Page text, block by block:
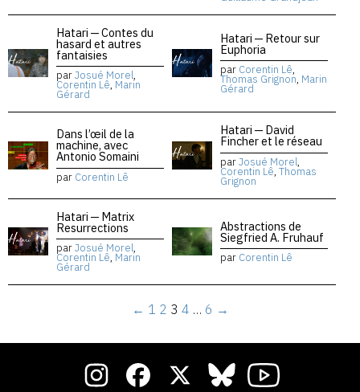
Hatari — Contes du
hasard et autres
fantaisies
parJosué Morel,
Corentin Lê, Marin
Gérard
Hatari — Retour sur
Euphoria
par Corentin Lê,
Thomas Grignon, Marin
Gérard
Dans l’œil de la
machine, avec
Antonio Somaini
par Corentin Lê
Hatari — David
Fincher et le réseau
parJosué Morel,
Corentin Lê, Thomas
Grignon
Hatari — Matrix
Resurrections
parJosué Morel,
Corentin Lê, Marin
Gérard
Abstractions de
Siegfried A. Fruhauf
par Corentin Lê
← 1 2 3 4 … 6 →